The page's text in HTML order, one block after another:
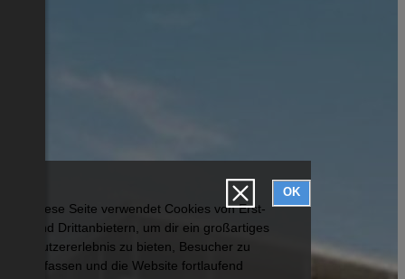
Diese Seite verwendet Cookies von Erst-
und Drittanbietern, um dir ein großartiges
Nutzererlebnis zu bieten, Besucher zu
erfassen und die Website fortlaufend
OK